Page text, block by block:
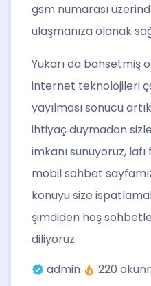
gsm numarası
ulaşmanıza olanak
Yukarı da bahsetmiş
internet teknolojileri
yayılması sonucu
ihtiyaç duymadan
imkanı sunuyoruz,
mobil sohbet
konuyu size
şimdiden hoş
diliyoruz.
admin
220